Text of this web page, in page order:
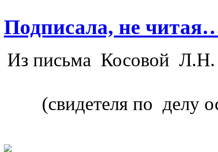
Подписала, не
Из
(свидетеля по делу